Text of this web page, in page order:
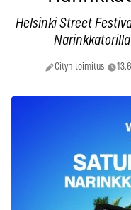
Helsinki Street
Cityn toimitus